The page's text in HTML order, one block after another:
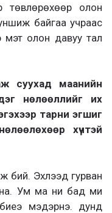
төвлөрөхөөр олон
байгаа учраас
мэт олон давуу тал
суухад маанийн
нөлөөллийг их
тарни эгшиг
хүчтэй
бий. Эхлээд гурван
Ум ма ни бад ми
мэдэрнэ. дунд